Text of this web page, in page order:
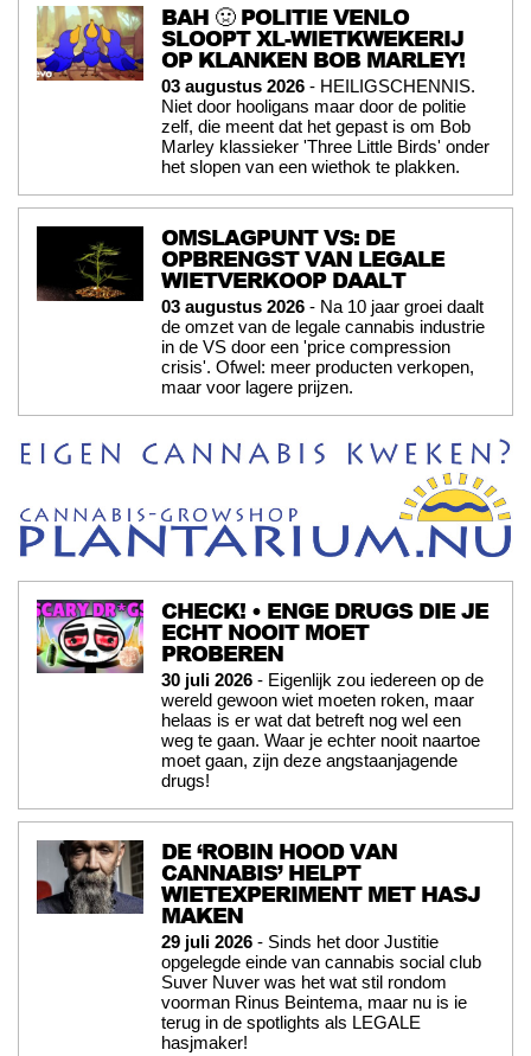
BAH 🤢 POLITIE VENLO
SLOOPT XL-WIETKWEKERIJ
OP KLANKEN BOB MARLEY!
03 augustus 2026 - HEILIGSCHENNIS.
Niet door hooligans maar door de politie
zelf, die meent dat het gepast is om Bob
Marley klassieker 'Three Little Birds' onder
het slopen van een wiethok te plakken.
OMSLAGPUNT VS: DE
OPBRENGST VAN LEGALE
WIETVERKOOP DAALT
03 augustus 2026 - Na 10 jaar groei daalt
de omzet van de legale cannabis industrie
in de VS door een 'price compression
crisis'. Ofwel: meer producten verkopen,
maar voor lagere prijzen.
CHECK! • ENGE DRUGS DIE JE
ECHT NOOIT MOET
PROBEREN
30 juli 2026 - Eigenlijk zou iedereen op de
wereld gewoon wiet moeten roken, maar
helaas is er wat dat betreft nog wel een
weg te gaan. Waar je echter nooit naartoe
moet gaan, zijn deze angstaanjagende
drugs!
DE ‘ROBIN HOOD VAN
CANNABIS’ HELPT
WIETEXPERIMENT MET HASJ
MAKEN
29 juli 2026 - Sinds het door Justitie
opgelegde einde van cannabis social club
Suver Nuver was het wat stil rondom
voorman Rinus Beintema, maar nu is ie
terug in de spotlights als LEGALE
hasjmaker!